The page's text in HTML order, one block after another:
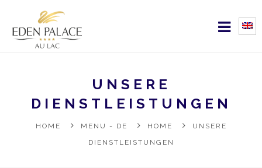
UNSERE
DIENSTLEISTUNGEN
HOME MENU - DE HOME
UNSERE
DIENSTLEISTUNGEN